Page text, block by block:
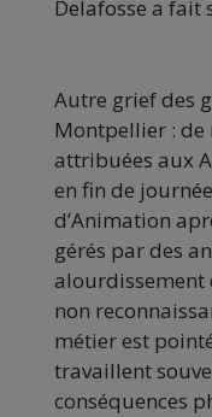
Delafosse a fait
Autre grief des
Montpellier : de
attribuées aux
en fin de
d’Animation
gérés par des
alourdissement
non
métier est
travaillent
conséquences